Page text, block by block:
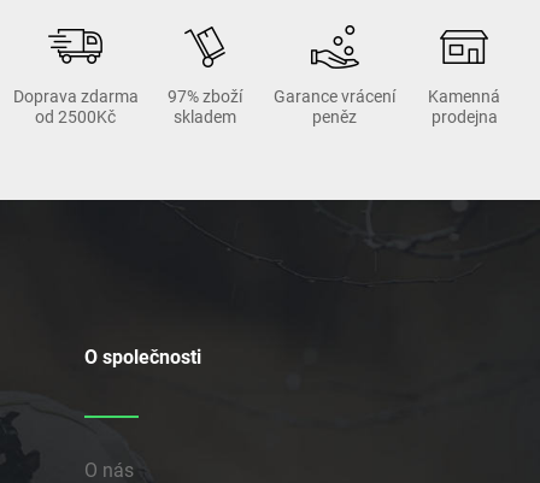
Doprava zdarma
od 2500Kč
97% zboží
skladem
Garance vrácení
peněz
Kamenná
prodejna
O společnosti
O nás